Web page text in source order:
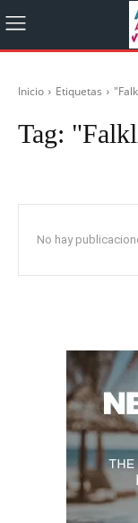
Inicio Etiquetas
Tag:
No hay